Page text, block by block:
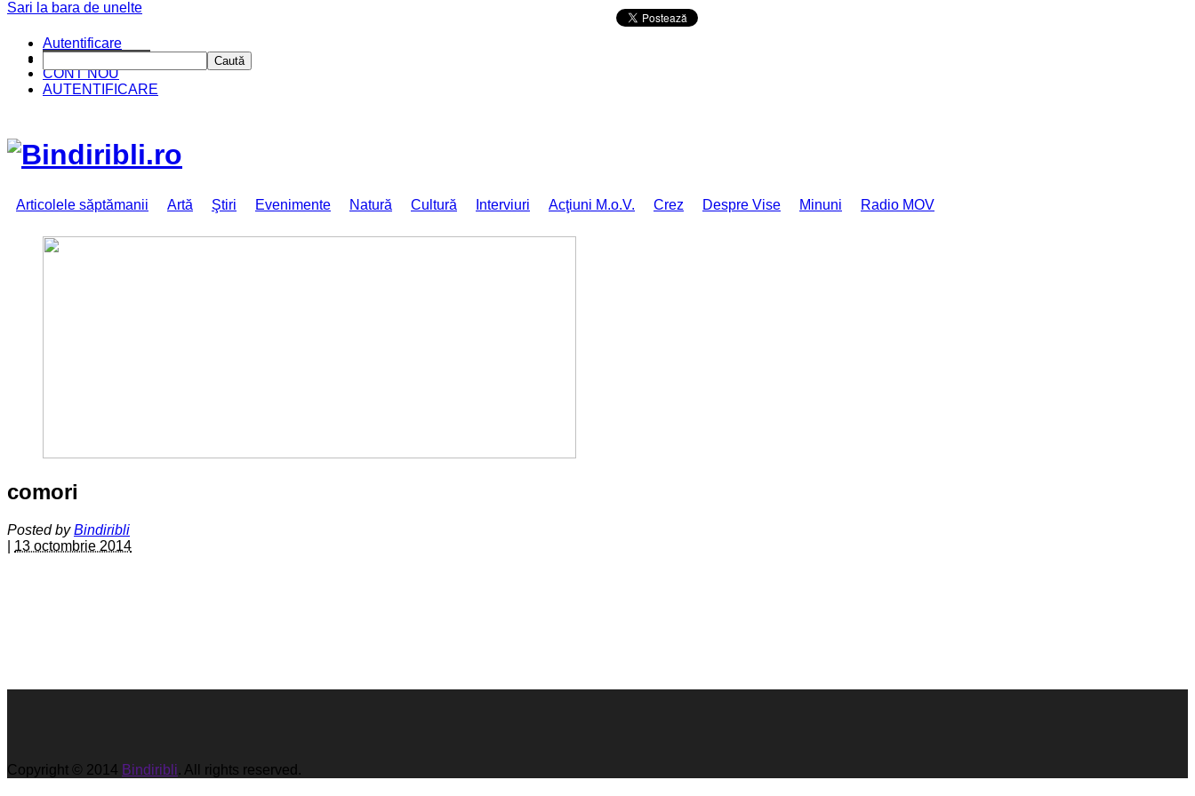
CINE SUNTEM?
CONT NOU
AUTENTIFICARE
Articolele săptămanii Artă Ştiri Evenimente Natură Cultură Interviuri Acţiuni M.o.V. Crez Despre Vise Minuni Radio MOV
comori
Posted byBindiribli
13 octombrie 2014
Copyright © 2014 Bindiribli. All rights reserved.
Sari la bara de unelte
Autentificare
Caută